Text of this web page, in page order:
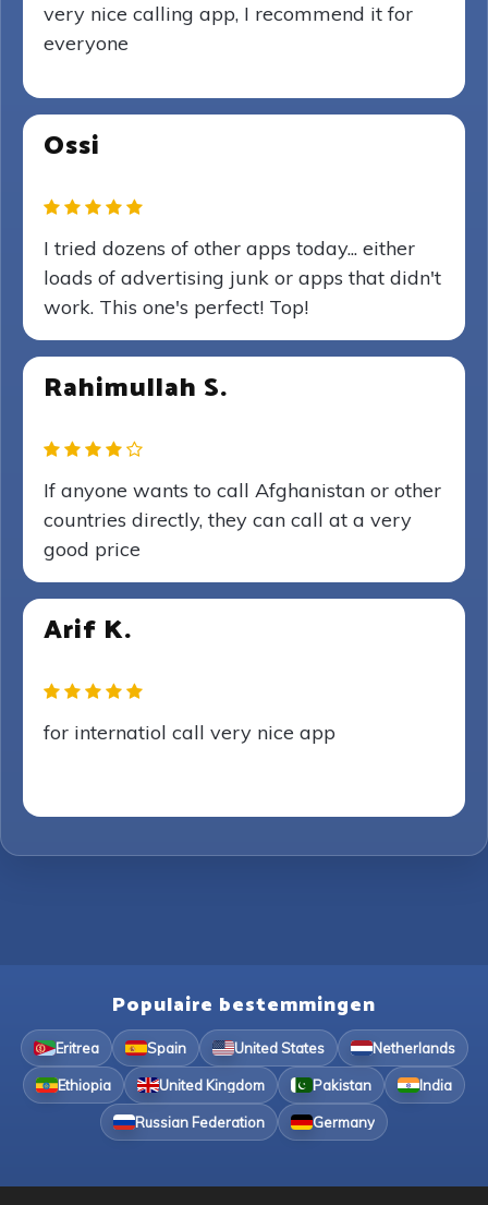
very nice calling app, I recommend it for
everyone
Ossi
I tried dozens of other apps today... either
loads of advertising junk or apps that didn't
work. This one's perfect! Top!
Rahimullah S.
If anyone wants to call Afghanistan or other
countries directly, they can call at a very
good price
Arif K.
for internatiol call very nice app
Populaire bestemmingen
Eritrea Spain United States Netherlands
Ethiopia United Kingdom Pakistan India
Russian Federation Germany